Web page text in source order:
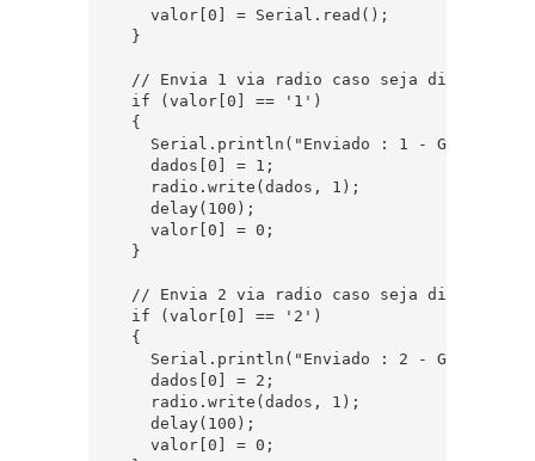
    valor[0] = Serial.read();
  }
// Envia 1 via radio caso seja digitado o
  if (valor[0] == '1')
  {
Serial.println("Enviado : 1 - Gira
    dados[0] = 1;
    radio.write(dados, 1);
    delay(100);
    valor[0] = 0;
  }
// Envia 2 via radio caso seja digitado o
  if (valor[0] == '2')
  {
Serial.println("Enviado : 2 - Gira
    dados[0] = 2;
    radio.write(dados, 1);
    delay(100);
    valor[0] = 0;